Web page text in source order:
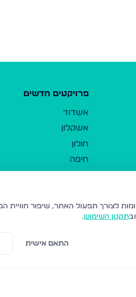
פרויקטים חדשים
אשדוד
אשקלון
חולון
חיפה
נהריה
עמנואל
ובתקנון השימוש.
התאם אישית